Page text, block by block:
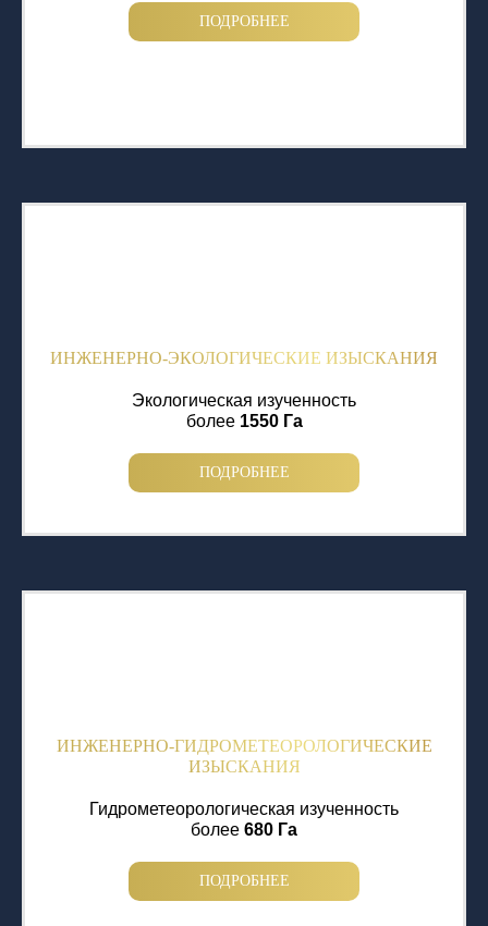
ПОДРОБНЕЕ
ИНЖЕНЕРНО-ЭКОЛОГИЧЕСКИЕ ИЗЫСКАНИЯ
Экологическая изученность
более 1550 Га
ПОДРОБНЕЕ
ИНЖЕНЕРНО-ГИДРОМЕТЕОРОЛОГИЧЕСКИЕ
ИЗЫСКАНИЯ
Гидрометеорологическая изученность
более 680 Га
ПОДРОБНЕЕ